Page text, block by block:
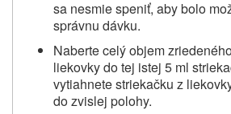
sa nesmie speniť, aby bolo
správnu dávku.
Naberte celý objem
liekovky do tej istej 5 ml
vytiahnete striekačku z
do zvislej polohy.